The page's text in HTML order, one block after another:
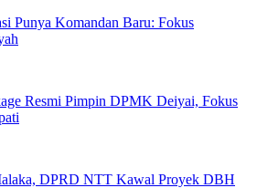
Punya Komandan Baru: Fokus
Resmi Pimpin DPMK Deiyai, Fokus
DPRD NTT Kawal Proyek DBH